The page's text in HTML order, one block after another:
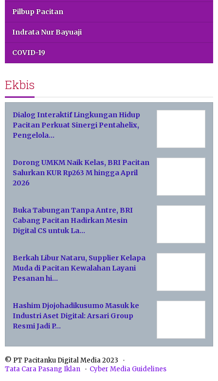
Pilbup Pacitan
Indrata Nur Bayuaji
COVID-19
Ekbis
Dialog Interaktif Lingkungan Hidup
Pacitan Perkuat Sinergi Pentahelix,
Pengelola…
Dorong UMKM Naik Kelas, BRI Pacitan
Salurkan KUR Rp263 M hingga April
2026
Buka Tabungan Tanpa Antre, BRI
Cabang Pacitan Hadirkan Mesin
Digital CS untuk La…
Berkah Libur Nataru, Supplier Kelapa
Muda di Pacitan Kewalahan Layani
Pesanan hi…
Hashim Djojohadikusumo Masuk ke
Industri Aset Digital: Arsari Group
Resmi Jadi P…
© PT Pacitanku Digital Media 2023
Tata Cara Pasang Iklan
Cyber Media Guidelines